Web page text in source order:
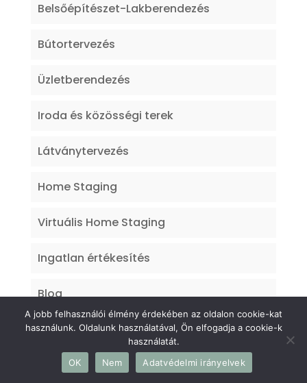
Belsőépítészet-Lakberendezés
Bútortervezés
Üzletberendezés
Iroda és közösségi terek
Látványtervezés
Home Staging
Virtuális Home Staging
Ingatlan értékesítés
Blog
A jobb felhasználói élmény érdekében az oldalon cookie-kat
használunk. Oldalunk használatával, Ön elfogadja a cookie-k
használatát.
OK
Nem Adatvédelmi irányelvek